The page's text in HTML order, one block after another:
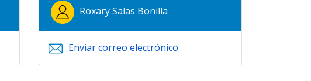
Roxary Salas Bonilla
Enviar correo electrónico